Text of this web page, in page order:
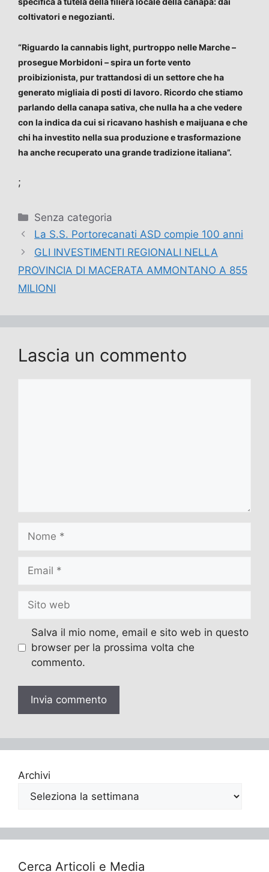
coltivatori e negozianti.
“Riguardo la cannabis light, purtroppo nelle Marche –
prosegue Morbidoni – spira un forte vento
proibizionista, pur trattandosi di un settore che ha
generato migliaia di posti di lavoro. Ricordo che stiamo
parlando della canapa sativa, che nulla ha a che vedere
con la indica da cui si ricavano hashish e maijuana e che
chi ha investito nella sua produzione e trasformazione
ha anche recuperato una grande tradizione italiana”.
;
Categorie
Senza categoria
La S.S. Portorecanati ASD compie 100 anni
GLI INVESTIMENTI REGIONALI NELLA
PROVINCIA DI MACERATA AMMONTANO A 855
MILIONI
Lascia un commento
Nome
Email
Sito
web
Salva il mio nome, email e sito web in questo
browser per la prossima volta che
commento.
Archivi
Cerca Articoli e Media